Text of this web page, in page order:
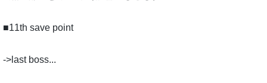
■11th save point
->last boss...